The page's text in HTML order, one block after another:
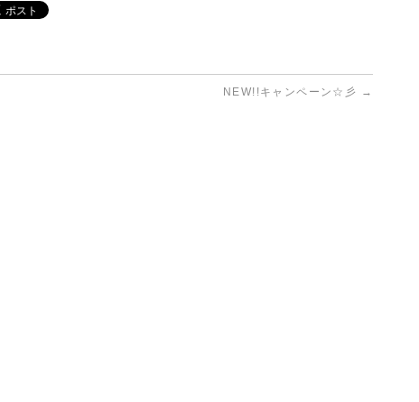
NEW!!キャンペーン☆彡 →